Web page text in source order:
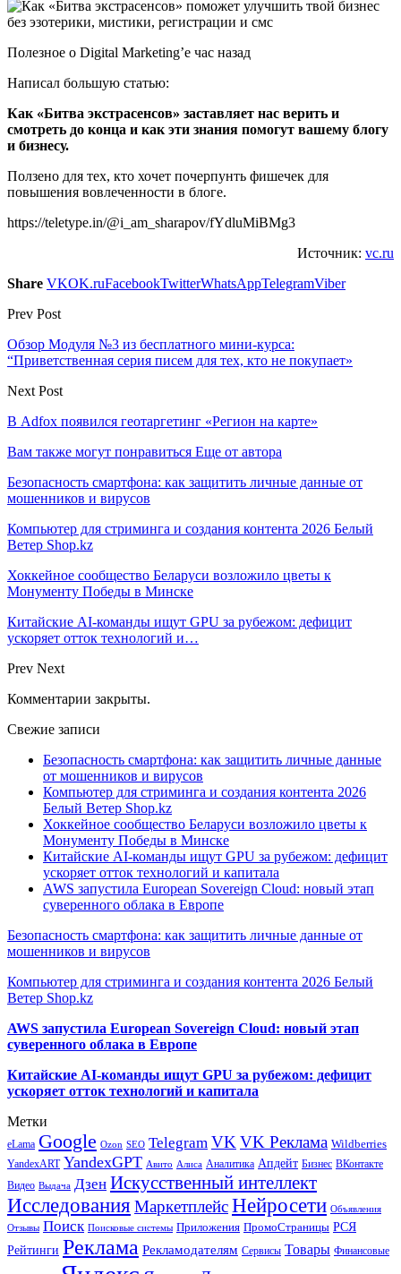
Полезное о Digital Marketing’е час назад
Написал большую статью:
Как «Битва экстрасенсов» заставляет нас верить и
смотреть до конца и как эти знания помогут вашему блогу
и бизнесу.
Ползено для тех, кто хочет почерпунть фишечек для
повышения вовлеченности в блоге.
https://teletype.in/@i_am_sharapov/fYdluMiBMg3
Источник: vc.ru
Share VKOK.ruFacebookTwitterWhatsAppTelegramViber
Prev Post
Обзор Модуля №3 из бесплатного мини-курса:
“Приветственная серия писем для тех, кто не покупает»
Next Post
В Adfox появился геотаргетинг «Регион на карте»
Вам также могут понравиться Еще от автора
Безопасность смартфона: как защитить личные данные от
мошенников и вирусов
Компьютер для стриминга и создания контента 2026 Белый
Ветер Shop.kz
Хоккейное сообщество Беларуси возложило цветы к
Монументу Победы в Минске
Китайские AI-команды ищут GPU за рубежом: дефицит
ускоряет отток технологий и…
Prev Next
Комментарии закрыты.
Свежие записи
Безопасность смартфона: как защитить личные данные
от мошенников и вирусов
Компьютер для стриминга и создания контента 2026
Белый Ветер Shop.kz
Хоккейное сообщество Беларуси возложило цветы к
Монументу Победы в Минске
Китайские AI-команды ищут GPU за рубежом: дефицит
ускоряет отток технологий и капитала
AWS запустила European Sovereign Cloud: новый этап
суверенного облака в Европе
Безопасность смартфона: как защитить личные данные от
мошенников и вирусов
Компьютер для стриминга и создания контента 2026 Белый
Ветер Shop.kz
AWS запустила European Sovereign Cloud: новый этап
суверенного облака в Европе
Китайские AI-команды ищут GPU за рубежом: дефицит
ускоряет отток технологий и капитала
Метки
eLama Google Ozon SEO Telegram VK VK Реклама Wildberries
YandexART YandexGPT Авито Алиса Аналитика Апдейт Бизнес ВКонтакте
Видео Выдача Дзен Искусственный интеллект
Исследования МаркетплейсНейросети Объявления
Отзывы Поиск Поисковые системы Приложения ПромоСтраницы РСЯ
Рейтинги Реклама Рекламодателям Сервисы Товары Финансовые